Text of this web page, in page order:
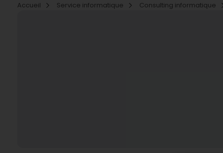
Accueil
Service informatique Consulting informatique